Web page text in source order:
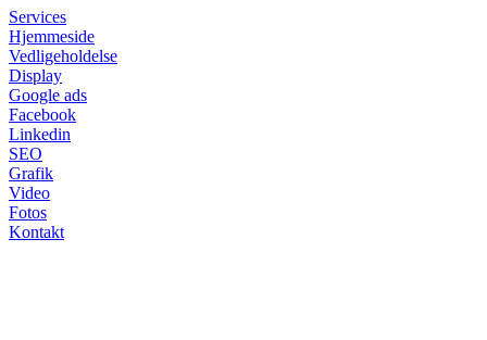
Services
Hjemmeside
Vedligeholdelse
Display
Google ads
Facebook
Linkedin
SEO
Grafik
Video
Fotos
Kontakt